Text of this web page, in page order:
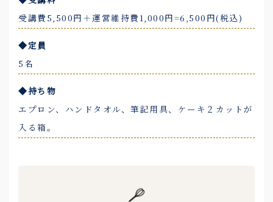
受講費5,500円＋運営維持費1,000円=6,500円(税込)
◆定員
5名
◆持ち物
エプロン、ハンドタオル、筆記用具、ケーキ２カットが
入る箱。